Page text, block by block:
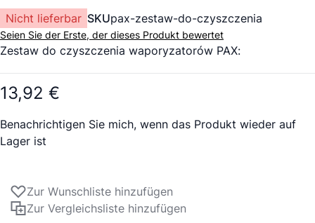
Nicht lieferbar SKUpax-zestaw-do-czyszczenia
Seien Sie der Erste, der dieses Produkt bewertet
Zestaw do czyszczenia waporyzatorów PAX:
13,92 €
Benachrichtigen Sie mich, wenn das Produkt wieder auf
Lager ist
Zur Wunschliste hinzufügen
Zur Vergleichsliste hinzufügen